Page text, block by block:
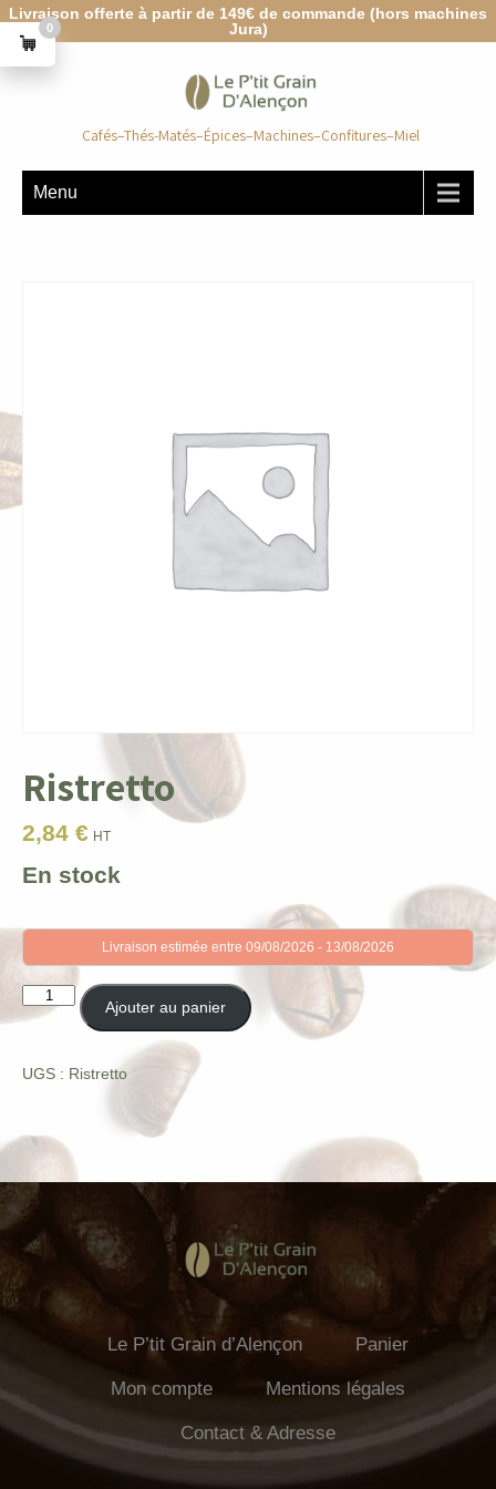
Livraison offerte à partir de 149€ de commande (hors machines
Jura)
Cafés–Thés-Matés–Épices–Machines–Confitures–Miel
Menu
Ristretto
2,84 € HT
En stock
Livraison estimée entre 09/08/2026 - 13/08/2026
quantité
de
Ajouter au panier
UGS : Ristretto
Le P’tit Grain d’Alençon Panier
Mon compte Mentions légales
Contact & Adresse
0